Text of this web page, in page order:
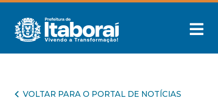
VOLTAR PARA O PORTAL DE NOTÍCIAS